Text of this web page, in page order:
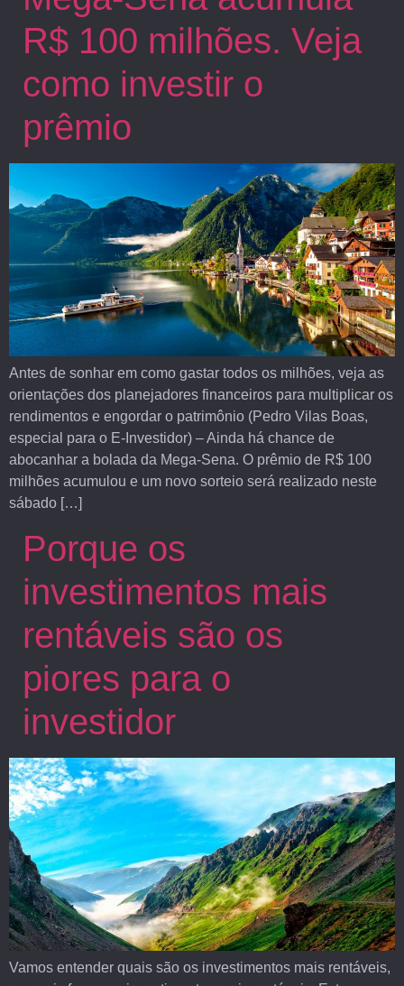
R$ 100 milhões. Veja
como investir o
prêmio
Antes de sonhar em como gastar todos os milhões, veja as
orientações dos planejadores financeiros para multiplicar os
rendimentos e engordar o patrimônio (Pedro Vilas Boas,
especial para o E-Investidor) – Ainda há chance de
abocanhar a bolada da Mega-Sena. O prêmio de R$ 100
milhões acumulou e um novo sorteio será realizado neste
sábado […]
Porque os
investimentos mais
rentáveis são os
piores para o
investidor
Vamos entender quais são os investimentos mais rentáveis,